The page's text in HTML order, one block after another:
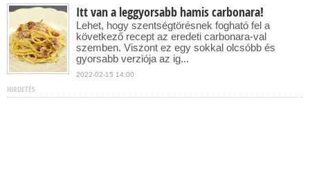
Itt van a leggyorsabb hamis carbonara!
Lehet, hogy szentségtörésnek fogható fel a
következő recept az eredeti carbonara-val
szemben. Viszont ez egy sokkal olcsóbb és
gyorsabb verziója az ig...
2022-02-15 14:00
HIRDETÉS